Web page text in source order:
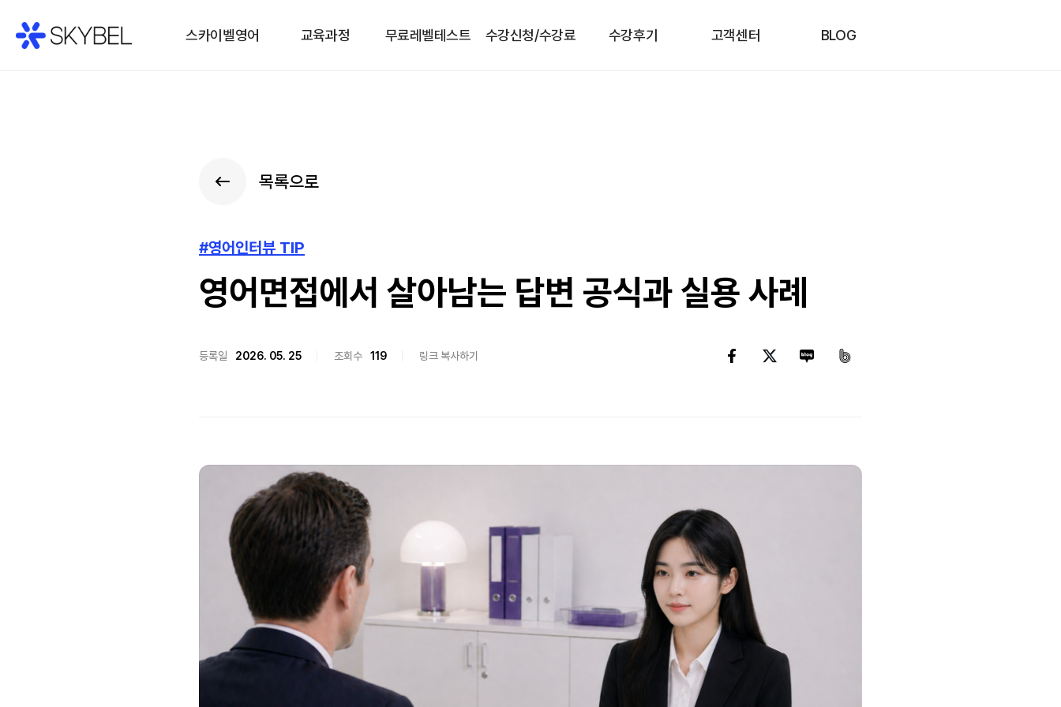
스카이벨영어 교육과정 무료레벨테스트 수강신청/수강료 수강후기 고객센터 BLOG
목록으로
#영어인터뷰 TIP
영어면접에서 살아남는 답변 공식과 실용 사례
등록일 2026. 05. 25 조회수 119 링크 복사하기